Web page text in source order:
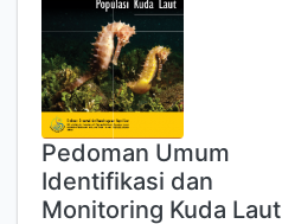
Pedoman Umum
Identifikasi dan
Monitoring Kuda Laut